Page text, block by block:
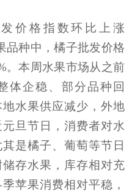
价格指数环比上涨
品种中，橘子批发价格
。本周水果市场从之前
体企稳、部分品种回
水果供应减少，外地
旦节日，消费者对水
是橘子、葡萄等节日
存水果，库存相对充
苹果消费相对平稳，